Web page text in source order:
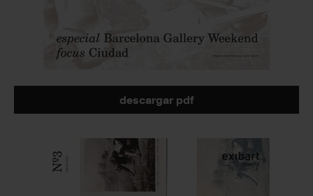
descargar pdf